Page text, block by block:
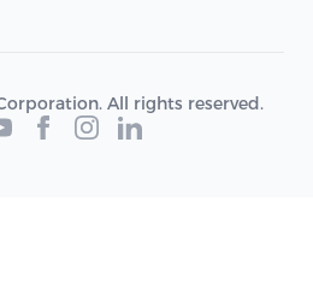
All rights reserved.